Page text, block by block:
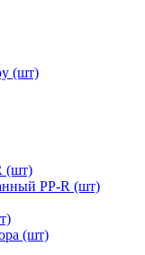
(шт)
(шт)
PP-R (шт)
(шт)